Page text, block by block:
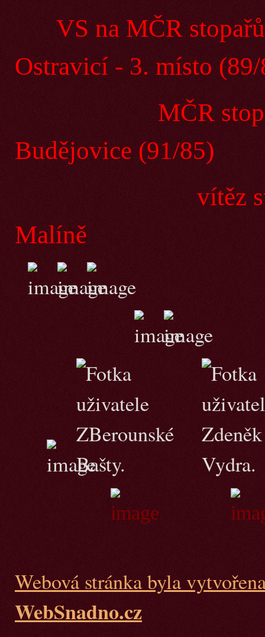
VS na MČR
Ostravicí - 3. místo
MČR stopařů
Budějovice (91/85)
vítěz
Malíně
Webová stránka byla
WebSnadno.cz